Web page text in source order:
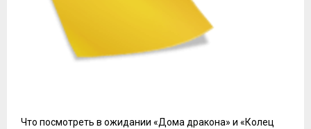
Что посмотреть в ожидании «Дома дракона» и «Колец